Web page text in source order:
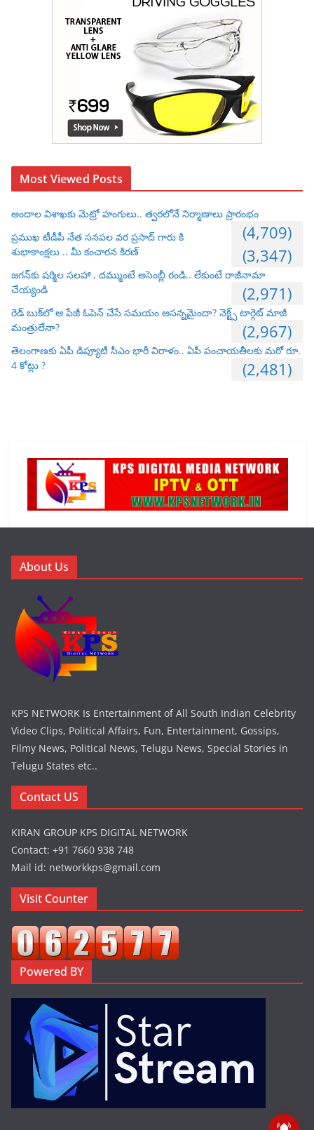
Most Viewed Posts
అందాల విశాఖకు మెట్రో హంగులు.. త్వరలోనే నిర్మాణాలు ప్రారంభం
(4,709)
ప్రముఖ టీడీపీ నేత సనపల వర ప్రసాద్ గారు కి
శుభాకాంక్షలు .. మీ కంచారన కిరణ్
(3,347)
జగన్‌కు షర్మిల సలహా , దమ్ముంటే అసెంబ్లీ రండి.. లేకుంటే రాజీనామా
చేయ్యండి
(2,971)
రెడ్ బుక్‌లో ఆ పేజీ ఓపెన్ చేసే సమయం అసన్నమైందా? నెక్ట్స్ టార్గెట్ మాజీ
మంత్రులేనా?
(2,967)
తెలంగాణకు ఏపీ డిప్యూటీ సీఎం భారీ విరాళం.. ఏపీ పంచాయతీలకు మరో రూ.
4 కోట్లు ?
(2,481)
About Us
KPS NETWORK Is Entertainment of All South Indian Celebrity
Video Clips, Political Affairs, Fun, Entertainment, Gossips,
Filmy News, Political News, Telugu News, Special Stories in
Telugu States etc..
Contact US
KIRAN GROUP KPS DIGITAL NETWORK
Contact: +91 7660 938 748
Mail id: networkkps@gmail.com
Visit Counter
Powered BY